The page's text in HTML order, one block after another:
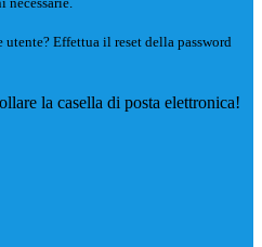
Effettua il reset della password
la casella di posta elettronica!